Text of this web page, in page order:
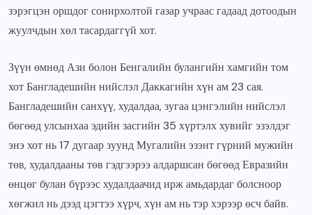
зэрэгцэн оршдог сонирхолтой газар учраас гадаад дотоодын
жуулчдын хөл тасардаггүй хот.
Зүүн өмнөд Ази болон Бенгалийн булангийн хамгийн том
хот Бангладешийн нийслэл Даккагийн хүн ам 23 сая.
Бангладешийн санхүү, худалдаа, зугаа цэнгэлийн нийслэл
бөгөөд улсынхаа эдийн засгийн 35 хүртэлх хувийг эзэлдэг
энэ хот нь 17 дугаар зуунд Мугалийн эзэнт гүрний мужийн
төв, худалдааны төв гэдгээрээ алдаршсан бөгөөд Евразийн
өнцөг булан бүрээс худалдаачид ирж амьдардаг болсноор
хөгжил нь дээд цэгтээ хүрч, хүн ам нь тэр хэрээр өсч байв.